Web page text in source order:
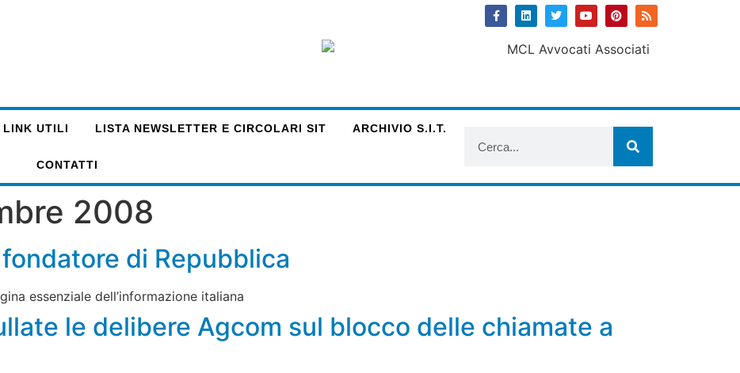
LINK UTILI LISTA NEWSLETTER E CIRCOLARI SIT ARCHIVIO S.I.T.
CONTATTI
2008
di Repubblica
essenziale dell’informazione italiana
le delibere Agcom sul blocco delle chiamate a